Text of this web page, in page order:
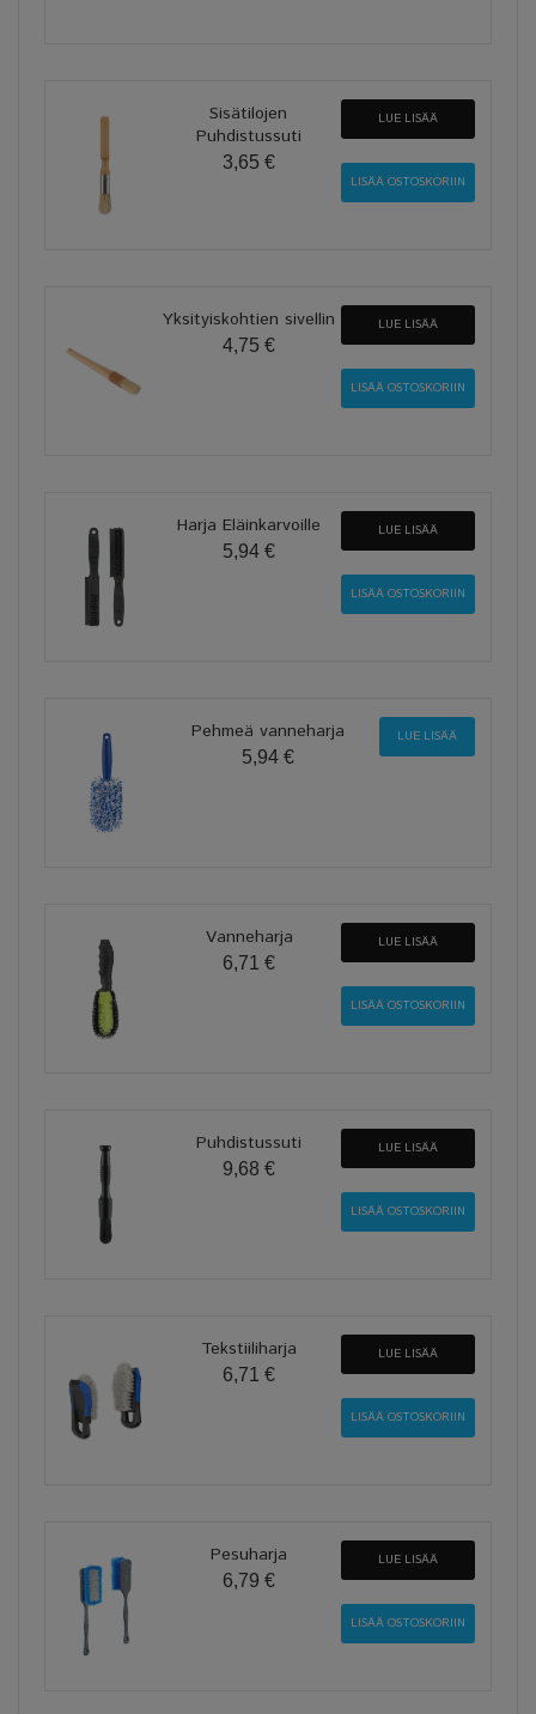
Sisätilojen
Puhdistussuti
3,65 €
LUE LISÄÄ
Yksityiskohtien sivellin
4,75 €
LUE LISÄÄ
Harja Eläinkarvoille
5,94 €
LUE LISÄÄ
Pehmeä vanneharja
5,94 €
LUE LISÄÄ
Vanneharja
6,71 €
LUE LISÄÄ
Puhdistussuti
9,68 €
LUE LISÄÄ
Tekstiiliharja
6,71 €
LUE LISÄÄ
Pesuharja
6,79 €
LUE LISÄÄ